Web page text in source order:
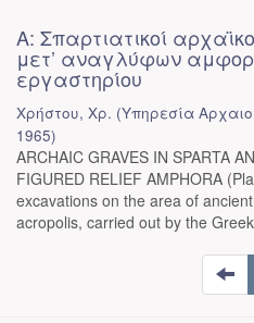
Α: Σπαρτιατικοί
μετ’ αναγλύφων
εργαστηρίου
Χρήστου, Χρ. (Υπηρεσία
1965)
ARCHAIC GRAVES IN SPARTA
FIGURED RELIEF AMPHORA
excavations on the area of
acropolis, carried out by the